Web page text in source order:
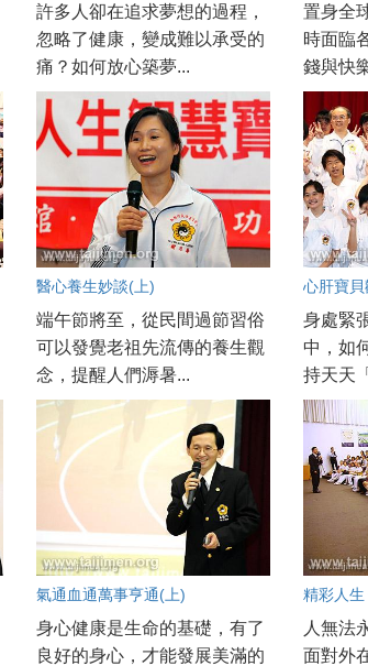
許多人卻在追求夢想的過程，
忽略了健康，變成難以承受的
痛？如何放心築夢...
置身全
時面臨
錢與快
醫心養生妙談(上)
端午節將至，從民間過節習俗
可以發覺老祖先流傳的養生觀
念，提醒人們溽暑...
心肝寶
身處緊
中，如
持天天
氣通血通萬事亨通(上)
身心健康是生命的基礎，有了
良好的身心，才能發展美滿的
精彩人
人無法
面對外